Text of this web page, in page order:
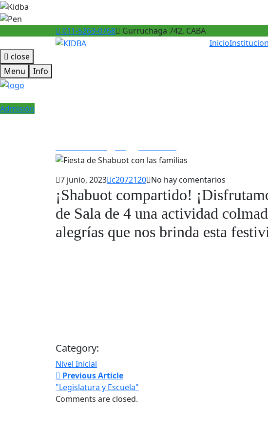
011-5263-0768
Gurruchaga 742, CABA
Inicio
close
Menu
Info
Admisión
7 junio, 2023 c2072120 No hay comentarios
¡Shabuot compartido!
de Sala de 4 una actividad
alegrías que nos brinda esta
Category:
Nivel Inicial
Previous Article
"Legislatura y Escuela"
Comments are closed.